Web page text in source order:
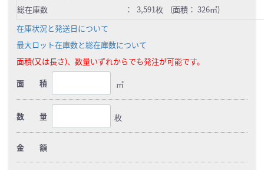
総在庫数
：
3,591枚 (面積： 326㎡)
在庫状況と発送日について
最大ロット在庫数と総在庫数について
面積(又は長さ)、数量いずれからでも発注が可能です。
面 積
㎡
数 量 枚
金 額